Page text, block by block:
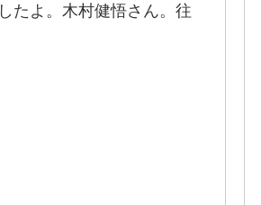
たよ。木村健悟さん。往